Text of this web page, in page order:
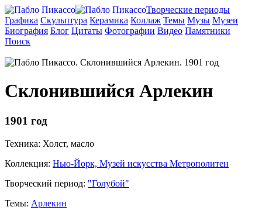
Творческие периоды
Графика Скульптура Керамика Коллаж Темы Музы Музеи
Биография Блог Цитаты Фотографии Видео Памятники
Поиск
Склонившийся Арлекин
1901 год
Техника: Холст, масло
Коллекция: Нью-Йорк, Музей искусства Метрополитен
Творческий период: "Голубой"
Темы: Арлекин